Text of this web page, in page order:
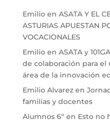
Emilioen ASATA Y EL
ASTURIAS APUESTAN
VOCACIONALES
Emilioen ASATA y
de colaboración para
área de la innovación
Emilio Alvarezen
familias y docentes
Alumnos 6ºen Esto no